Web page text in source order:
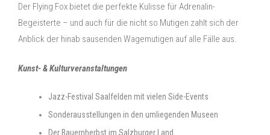
Der Flying Fox bietet die perfekte Kulisse für Adrenalin-
Begeisterte – und auch für die nicht so Mutigen zahlt sich der
Anblick der hinab sausenden Wagemutigen auf alle Fälle aus.
Kunst- & Kulturveranstaltungen
Jazz-Festival Saalfelden mit vielen Side-Events
Sonderausstellungen in den umliegenden Museen
Der Bauernherbst im Salzburger Land